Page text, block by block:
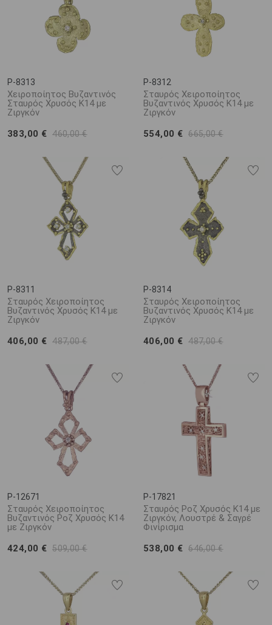
P-8313
Χειροποίητος Βυζαντινός
Σταυρός Χρυσός Κ14 με
Ζιργκόν
383,00 € 460,00 €
P-8312
Σταυρός Χειροποίητος
Βυζαντινός Χρυσός Κ14 με
Ζιργκόν
554,00 € 665,00 €
P-8311
Σταυρός Χειροποίητος
Βυζαντινός Χρυσός Κ14 με
Ζιργκόν
406,00 € 487,00 €
P-8314
Σταυρός Χειροποίητος
Βυζαντινός Χρυσός Κ14 με
Ζιργκόν
406,00 € 487,00 €
P-12671
Σταυρός Χειροποίητος
Βυζαντινός Ροζ Χρυσός Κ14
με Ζιργκόν
424,00 € 509,00 €
P-17821
Σταυρός Ροζ Χρυσός Κ14 με
Ζιργκόν, Λουστρέ & Σαγρέ
Φινίρισμα
538,00 € 646,00 €